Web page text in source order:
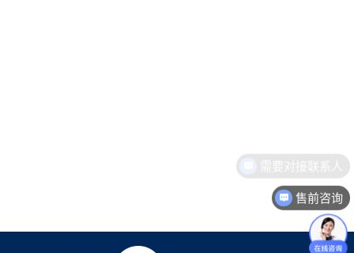
需要对接联系人
售前咨询